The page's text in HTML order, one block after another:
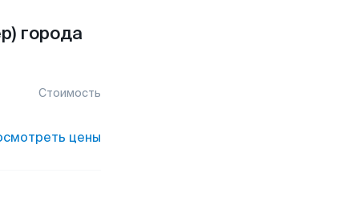
города
Стоимость
цены